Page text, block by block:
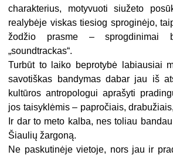
charakterius, motyvuoti siužeto
realybėje viskas tiesiog sproginėjo,
žodžio prasme – sprogdinimai
„soundtrackas“.
Turbūt to laiko beprotybė labiausiai
savotiškas bandymas dabar jau iš
kultūros antropologui aprašyti
jos taisyklėmis – papročiais,
Ir dar to meto kalba, nes toliau
Šiaulių žargoną.
Ne paskutinėje vietoje, nors jau ir